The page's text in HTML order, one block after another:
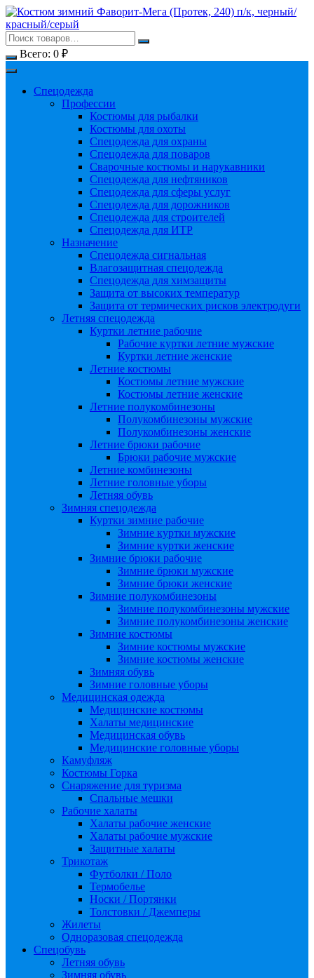
Перейти
к
содержимому
Всего: 0 ₽
Спецодежда
Профессии
Костюмы для рыбалки
Костюмы для охоты
Спецодежда для охраны
Спецодежда для поваров
Сварочные костюмы и нарукавники
Спецодежда для нефтяников
Спецодежда для сферы услуг
Спецодежда для дорожников
Спецодежда для строителей
Спецодежда для ИТР
Назначение
Спецодежда сигнальная
Влагозащитная спецодежда
Спецодежда для химзащиты
Защита от высоких температур
Защита от термических рисков электродуги
Летняя спецодежда
Куртки летние рабочие
Рабочие куртки летние мужские
Куртки летние женские
Летние костюмы
Костюмы летние мужские
Костюмы летние женские
Летние полукомбинезоны
Полукомбинезоны мужские
Полукомбинезоны женские
Летние брюки рабочие
Брюки рабочие мужские
Летние комбинезоны
Летние головные уборы
Летняя обувь
Зимняя спецодежда
Куртки зимние рабочие
Зимние куртки мужские
Зимние куртки женские
Зимние брюки рабочие
Зимние брюки мужские
Зимние брюки женские
Зимние полукомбинезоны
Зимние полукомбинезоны мужские
Зимние полукомбинезоны женские
Зимние костюмы
Зимние костюмы мужские
Зимние костюмы женские
Зимняя обувь
Зимние головные уборы
Медицинская одежда
Медицинские костюмы
Халаты медицинские
Медицинская обувь
Медицинские головные уборы
Камуфляж
Костюмы Горка
Снаряжение для туризма
Спальные мешки
Рабочие халаты
Халаты рабочие женские
Халаты рабочие мужские
Защитные халаты
Трикотаж
Футболки / Поло
Термобелье
Носки / Портянки
Толстовки / Джемперы
Жилеты
Одноразовая спецодежда
Спецобувь
Летняя обувь
Зимняя обувь